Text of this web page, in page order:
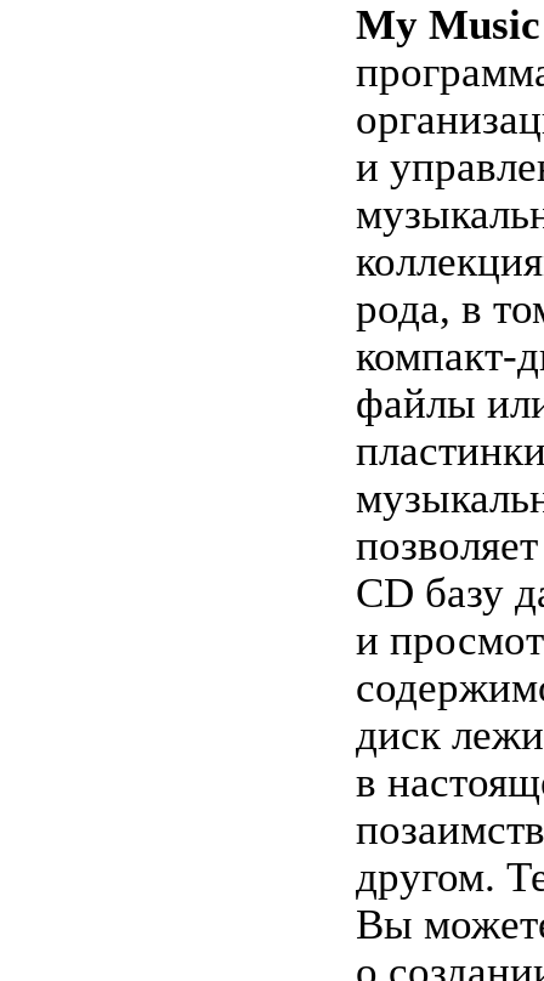
My
и
рода, в
компакт-
файлы
CD базу
и
диск
в
другом.
Вы